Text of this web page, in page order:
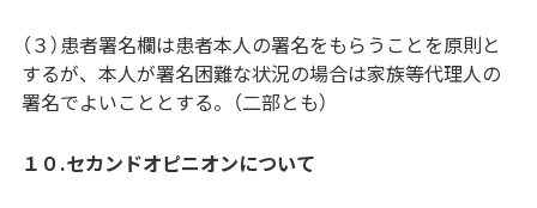
（３）患者署名欄は患者本人の署名をもらうことを原則と
するが、本人が署名困難な状況の場合は家族等代理人の
署名でよいこととする。（二部とも）
１０.セカンドオピニオンについて